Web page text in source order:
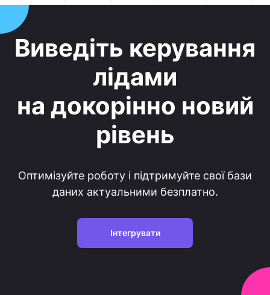
Виведіть керування
лідами
на докорінно новий
рівень
Оптимізуйте роботу і підтримуйте свої бази
даних актуальними безплатно.
Інтегрувати